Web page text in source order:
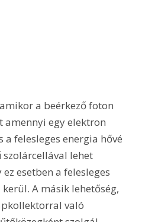
a beérkező foton
egy elektron
felesleges energia hővé
lehet
esetben a felesleges
A másik lehetőség,
való